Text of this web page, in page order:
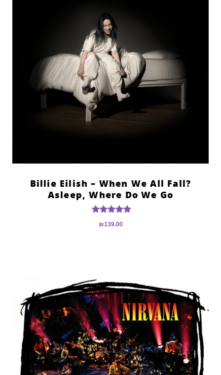
?Billie Eilish – When We All Fall
Asleep, Where Do We Go
דורג
5.00
₪139.00